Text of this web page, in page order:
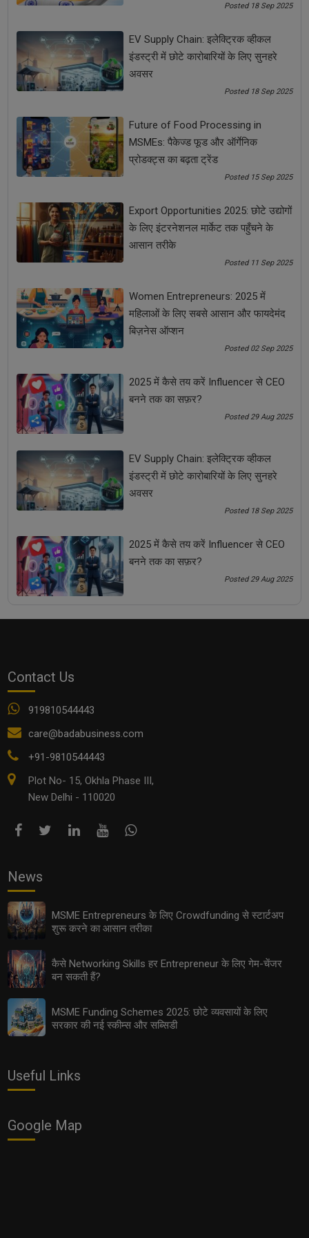
कर चलें कि आपके पास समय है. शुरु के वर्षों में आप अपने प्रोडक्ट, अपनी सेवा
एक बार आपने ग्राहकों का दिल और विश्वास जीत लिया तो आपका व्यवसाय
निरंतर प्रगति करेगा. फिर पीछे मुड़कर देखने का वक्त आपके पास नहीं होगा.
Tags:
Business Business Expansion Ideas
business plan Business Tips Entrepreneur
new business idea startup idea
Startup Tips उद्यमी नया बिजनेस आइडिया
बिजनेस बिजनेस आइडिया
बिजनेस प्लान बिजनेस बढ़ाने के टिप्स
स्टार्टअप टिप्स
EV Supply Chain: इलेक्ट्रिक व्हीकल इंडस्ट्री में छोटे कारोबारियों
के लिए सुनहरे अवसर
Posted 18 Sep 2025
EV Supply Chain: इलेक्ट्रिक व्हीकल
इंडस्ट्री में छोटे कारोबारियों के लिए सुनहरे
अवसर
Posted 18 Sep 2025
Future of Food Processing in
MSMEs: पैकेज्ड फूड और ऑर्गेनिक
प्रोडक्ट्स का बढ़ता ट्रेंड
Posted 15 Sep 2025
Export Opportunities 2025: छोटे उद्योगों
के लिए इंटरनेशनल मार्केट तक पहुँचने के
आसान तरीके
Posted 11 Sep 2025
Women Entrepreneurs: 2025 में
महिलाओं के लिए सबसे आसान और फायदेमंद
बिज़नेस ऑप्शन
Posted 02 Sep 2025
2025 में कैसे तय करें Influencer से CEO
बनने तक का सफ़र?
Posted 29 Aug 2025
EV Supply Chain: इलेक्ट्रिक व्हीकल
इंडस्ट्री में छोटे कारोबारियों के लिए सुनहरे
अवसर
Posted 18 Sep 2025
2025 में कैसे तय करें Influencer से CEO
बनने तक का सफ़र?
Posted 29 Aug 2025
Contact Us
919810544443
care@badabusiness.com
+91-9810544443
Plot No- 15, Okhla Phase III,
New Delhi - 110020
News
MSME Entrepreneurs के लिए Crowdfunding से स्टार्टअप
शुरू करने का आसान तरीका
कैसे Networking Skills हर Entrepreneur के लिए गेम-चेंजर
बन सकती हैं?
MSME Funding Schemes 2025: छोटे व्यवसायों के लिए
सरकार की नई स्कीम्स और सब्सिडी
Useful Links
Google Map